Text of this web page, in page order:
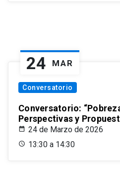
24 MAR
Conversatorio
Conversatorio:
Perspectivas y
24 de Marzo de 2026
13:30 a 14:30